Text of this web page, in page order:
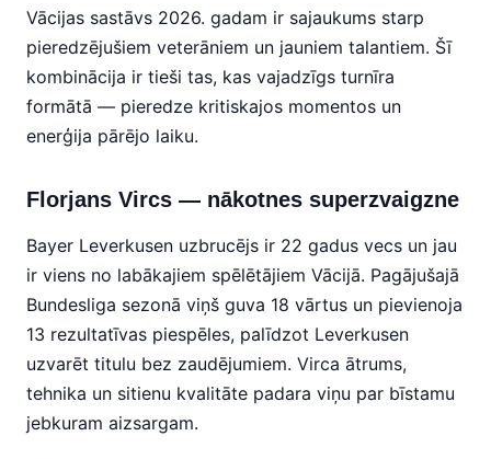
Vācijas sastāvs 2026. gadam ir sajaukums starp
pieredzējušiem veterāniem un jauniem talantiem. Šī
kombinācija ir tieši tas, kas vajadzīgs turnīra
formātā — pieredze kritiskajos momentos un
enerģija pārējo laiku.
Florjans Vircs — nākotnes superzvaigzne
Bayer Leverkusen uzbrucējs ir 22 gadus vecs un jau
ir viens no labākajiem spēlētājiem Vācijā. Pagājušajā
Bundesliga sezonā viņš guva 18 vārtus un pievienoja
13 rezultatīvas piespēles, palīdzot Leverkusen
uzvarēt titulu bez zaudējumiem. Virca ātrums,
tehnika un sitienu kvalitāte padara viņu par bīstamu
jebkuram aizsargam.